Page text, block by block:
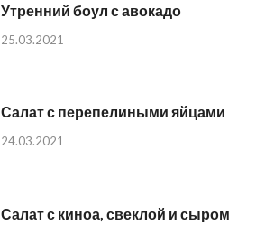
Утренний боул с авокадо
25.03.2021
Салат с перепелиными яйцами
24.03.2021
Салат с киноа, свеклой и сыром